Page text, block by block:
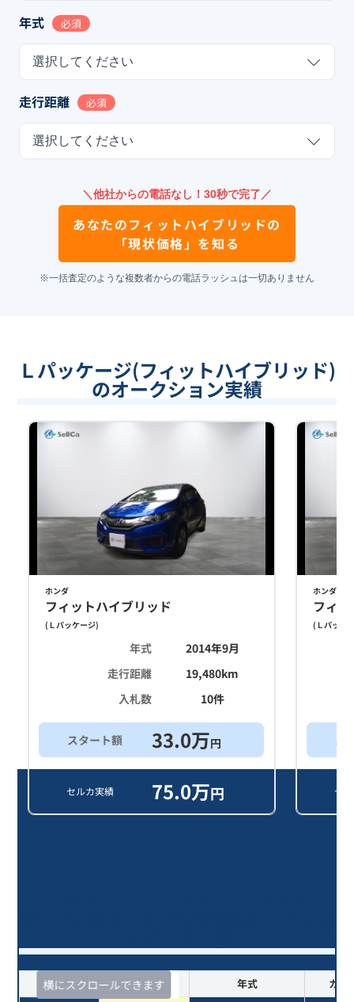
年式 必須
選択してください
走行距離 必須
選択してください
＼他社からの電話なし！30秒で完了／
あなたのフィットハイブリッドの
「現状価格」を知る
※一括査定のような複数者からの電話ラッシュは一切ありません
Ｌパッケージ(フィットハイブリッド)
のオークション実績
ホンダ
フィットハイブリッド
( Ｌパッケージ)
年式
2014年9月
走行距離
19,480km
入札数
10件
スタート額 33.0万円
セルカ実績 75.0万円
ホンダ
フィ
( Ｌパッケ
セ
横にスクロールできます
査定時期 セルカ実績 年式 カラ